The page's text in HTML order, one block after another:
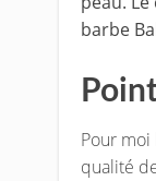
barbe
Pour
qualité